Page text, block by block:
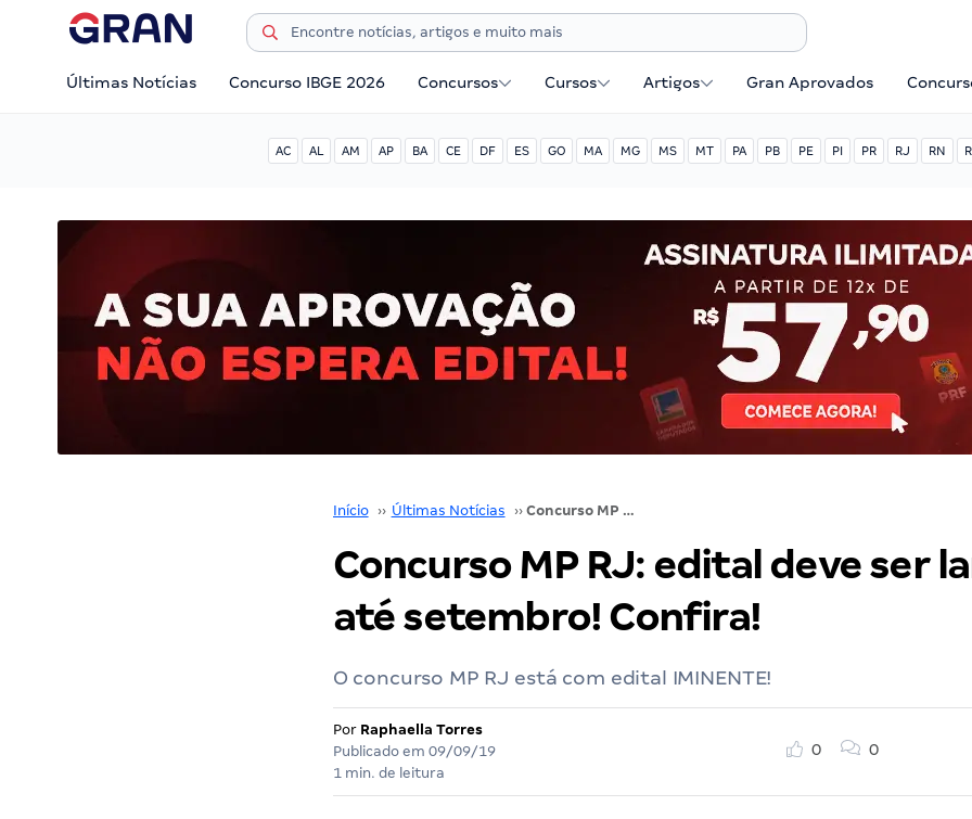
Últimas Notícias Concurso IBGE 2026 Concursos Cursos Artigos Gran Aprovados
AC AL AM AP BA CE DF ES GO MA MG MS MT PA PB PE PI PR RJ RN
Início ›› Últimas Notícias ›› Concurso MP RJ: edital deve ser lançado até setembro! Confira!
Concurso MP RJ: edital deve ser
até setembro! Confira!
O concurso MP RJ está com edital IMINENTE!
Por Raphaella Torres
Publicado em 09/09/19
1 min. de leitura
0 0